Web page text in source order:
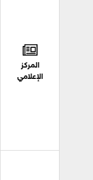
المركز
الإعلامي